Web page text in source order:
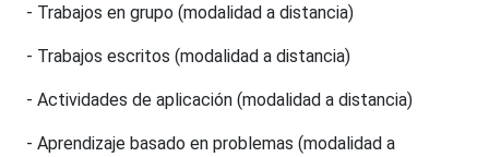
- Trabajos en grupo (modalidad a distancia)
- Trabajos escritos (modalidad a distancia)
- Actividades de aplicación (modalidad a distancia)
- Aprendizaje basado en problemas (modalidad a